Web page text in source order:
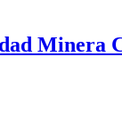
Minera